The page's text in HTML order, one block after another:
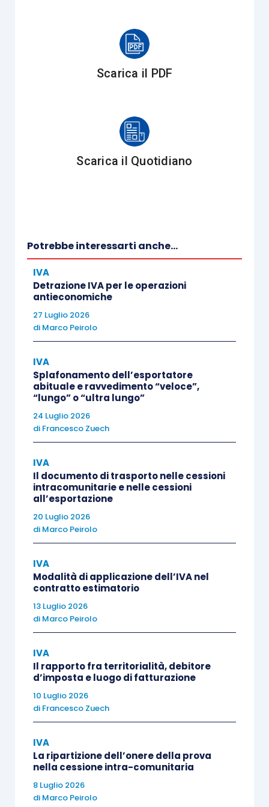
, la Commissione Europea ha fin da subito
che il contribuente può provare in altro
” che il trasporto è stato eseguito
Regolamento, e che gli Stati membri possono
stabilire dellecondizioni di prova meno
restrittive rispetto a quelle previste dal
Regolamento.
Questi concetti sono stati ripresi dalla Agenzia
delle Entrate con lacircolare 12/E/2020, con la
quale è stato chiarito che
applicazione la prassi nazionale
restando che, in talecaso, l’idoneità dei
documenti prodotti resta soggetta alla
valutazione del verificatore
La prassi nazionale, quindi, sarà per forza
applicabile nel caso ditrasporti eseguiti coi
mezzi propried in molti casi di
con trasportatore incaricato dal cessionario
Ma nel caso di
trasportatore incaricato dal cedente, siamo
sicuri che la prassi nazionale sia meno restrittiva
del Regolamento?
Intrastat, lefatture di vendita , icontratti
dimostrazioni degli incassi sono legati alla
ordinaria contabilità
vettura internazionale o CMR) firmato dal
trasportatore per presa in consegna della merce,
ed una dichiarazione di ricezione della stessa
da parte del cliente
Scarica il PDF
Scarica il Quotidiano
Potrebbe interessarti anche...
IVA
Detrazione IVA per le operazioni
antieconomiche
27 Luglio 2026
di Marco Peirolo
IVA
Splafonamento dell’esportatore
abituale e ravvedimento “veloce”,
“lungo” o “ultra lungo”
24 Luglio 2026
di Francesco Zuech
IVA
Il documento di trasporto nelle cessioni
intracomunitarie e nelle cessioni
all’esportazione
20 Luglio 2026
di Marco Peirolo
IVA
Modalità di applicazione dell’IVA nel
contratto estimatorio
13 Luglio 2026
di Marco Peirolo
IVA
Il rapporto fra territorialità, debitore
d’imposta e luogo di fatturazione
10 Luglio 2026
di Francesco Zuech
IVA
La ripartizione dell’onere della prova
nella cessione intra-comunitaria
8 Luglio 2026
di Marco Peirolo